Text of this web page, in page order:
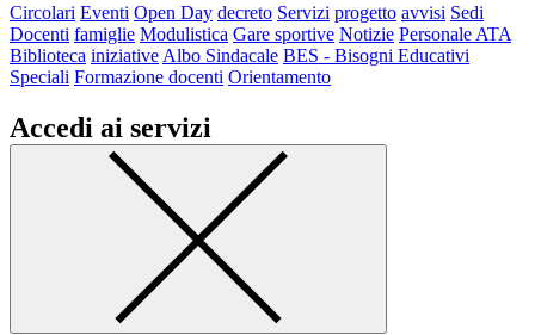
Circolari Eventi Open Day decreto Servizi progetto avvisi Sedi
Docenti famiglie Modulistica Gare sportive Notizie Personale ATA
Biblioteca iniziative Albo Sindacale BES - Bisogni Educativi
Speciali Formazione docenti Orientamento
Accedi ai servizi